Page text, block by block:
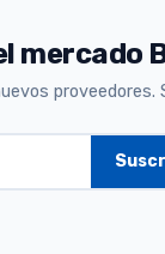
mercado
proveedores.